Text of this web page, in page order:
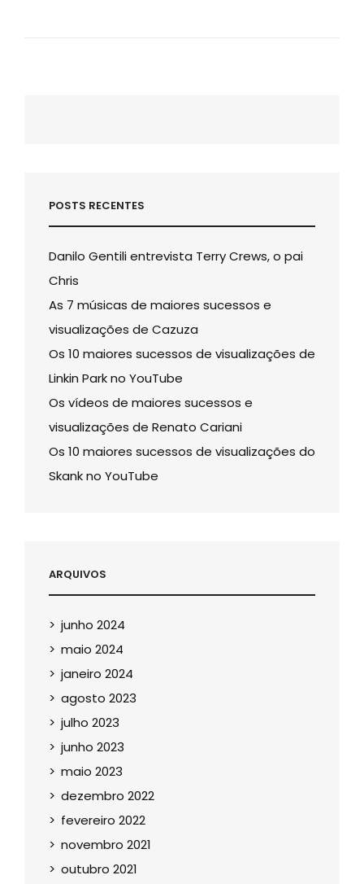
POSTS RECENTES
Danilo Gentili entrevista Terry Crews, o pai
Chris
As 7 músicas de maiores sucessos e
visualizações de Cazuza
Os 10 maiores sucessos de visualizações de
Linkin Park no YouTube
Os vídeos de maiores sucessos e
visualizações de Renato Cariani
Os 10 maiores sucessos de visualizações do
Skank no YouTube
ARQUIVOS
junho 2024
maio 2024
janeiro 2024
agosto 2023
julho 2023
junho 2023
maio 2023
dezembro 2022
fevereiro 2022
novembro 2021
outubro 2021